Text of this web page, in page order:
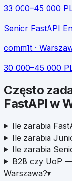
33 000–45 000
Senior FastAPI
comm1t ·
30 000–45 000
Często
FastAPI w
Ile zarabia
Ile zarabia
Ile zarabia
B2B czy UoP
Warszawa?▾